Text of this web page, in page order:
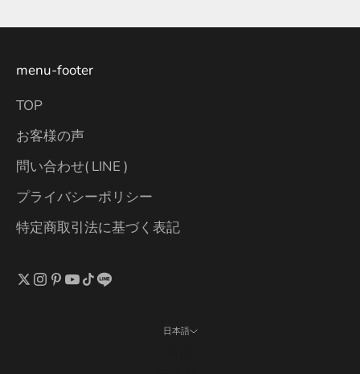
menu-footer
TOP
お客様の声
問い合わせ( LINE )
プライバシーポリシー
特定商取引法に基づく表記
日本語